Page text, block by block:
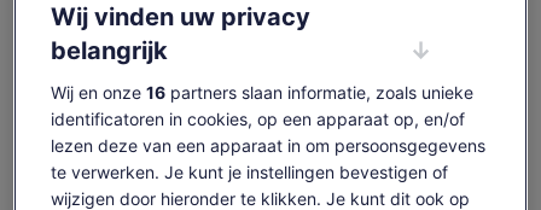
De kust van Cabo de Gata is ongetwijfeld de meest
spectaculaire kustlijn van de hele Spaanse Middellandse Zee
Beschikbaarheid
controleren
Wij vinden uw privacy
belangrijk
Wij en onze 16partners slaan informatie, zoals unieke
identificatoren in cookies, op een apparaat op, en/of
lezen deze van een apparaat in om persoonsgegevens
te verwerken. Je kunt je instellingen bevestigen of
wijzigen door hieronder te klikken. Je kunt dit ook op